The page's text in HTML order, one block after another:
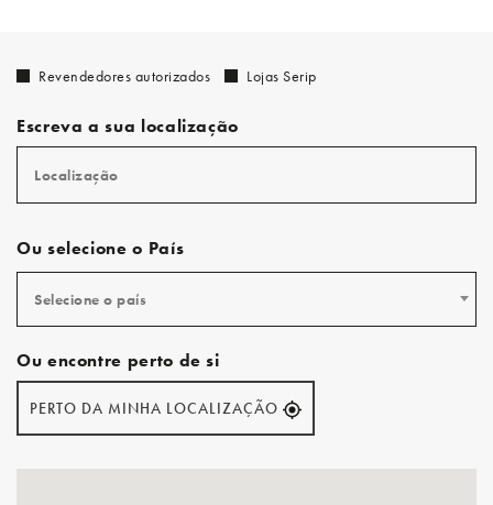
Revendedores autorizados Lojas Serip
Escreva a sua localização
Ou selecione o País
Selecione o país
Ou encontre perto de si
PERTO DA MINHA LOCALIZAÇÃO